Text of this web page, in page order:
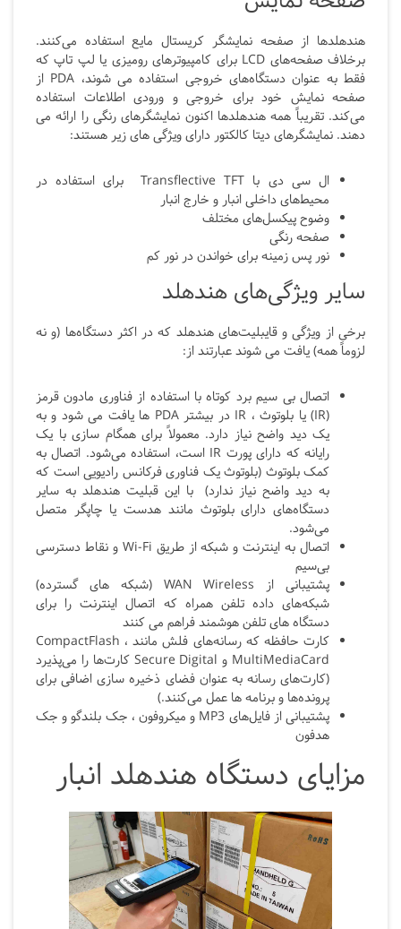
هندهلدها از صفحه نمایشگر کریستال مایع استفاده می‌کنند.
برخلاف صفحه‌های LCD
برای کامپیوترهای رومیزی یا لپ تاپ که
فقط به عنوان دستگاه‌های خروجی استفاده می شوند، PDA از
صفحه نمایش خود برای خروجی و ورودی اطلاعات استفاده
می‌کند. تقریباً همه هندهلدها اکنون نمایشگرهای رنگی را ارائه می
دهند. نمایشگرهای دیتا کالکتور دارای ویژگی های زیر هستند:
ال سی دی با Transflective TFT برای استفاده در
محیط‌های داخلی انبار و خارج انبار
وضوح پیکسل‌های مختلف
صفحه رنگی
نور پس زمینه برای خواندن در نور کم
سایر ویژگی‌های هندهلد
برخی از ویژگی و قایبلیت‌های هندهلد که در اکثر دستگاه‌ها (و نه
لزوماً همه) یافت می شوند عبارتند از:
اتصال بی سیم برد کوتاه با استفاده از فناوری مادون قرمز
(IR) یا بلوتوث ، IR
در بیشترPDA ها یافت می شود و به
یک دید واضح نیاز دارد. معمولاً برای همگام سازی با یک
رایانه که دارای پورت IR است، استفاده می‌شود. اتصال به
کمک بلوتوث (بلوتوث یک فناوری فرکانس رادیویی است که
به دید واضح نیاز ندارد) با این قبلیت هندهلد به سایر
دستگاه‌های دارای بلوتوث مانند هدست یا چاپگر متصل
می‌شود.
اتصال به اینترنت و شبکه از طریق Wi-Fi
و نقاط دسترسی
بی‌سیم
پشتیبانی از WAN Wireless (شبکه های گسترده)
شبکه‌های داده تلفن همراه که اتصال اینترنت را برای
دستگاه های تلفن هوشمند فراهم می کنند
کارت حافظه که رسانه‌های فلش مانند CompactFlash ،
MultiMediaCard و Secure Digital کارت‌ها را می‌پذیرد
(کارت‌های رسانه به عنوان فضای ذخیره سازی اضافی برای
پرونده‌ها و برنامه ها عمل می‌کنند.)
پشتیبانی از فایل‌های MP3
و میکروفون ، جک بلندگو و جک
هدفون
مزایای دستگاه هندهلد انبار